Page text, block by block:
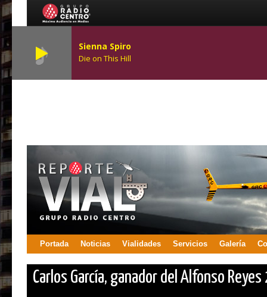
Sienna Spiro
Die on This Hill
Portada Noticias Vialidades Servicios Galería
Carlos García, ganador del Alfonso